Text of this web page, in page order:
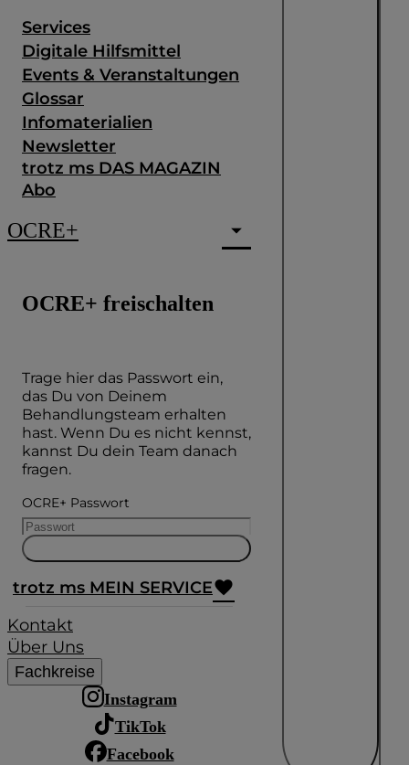
Services
Digitale Hilfsmittel
Events & Veranstaltungen
Glossar
Infomaterialien
Newsletter
trotz ms DAS MAGAZIN
Abo
OCRE+
OCRE+ freischalten
Trage hier das Passwort ein,
das Du von Deinem
Behandlungsteam erhalten
hast. Wenn Du es nicht kennst,
kannst Du dein Team danach
fragen.
OCRE+ Passwort
trotz ms MEIN SERVICE
Kontakt
Über Uns
Fachkreise
Instagram
TikTok
Facebook